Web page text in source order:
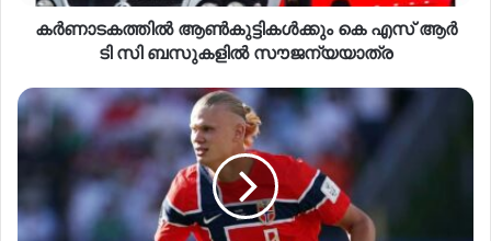
കർണാടകത്തിൽ ആൺകുട്ടികൾക്കും കെ എസ് ആർ
ടി സി ബസുകളിൽ സൗജന്യയാത്ര